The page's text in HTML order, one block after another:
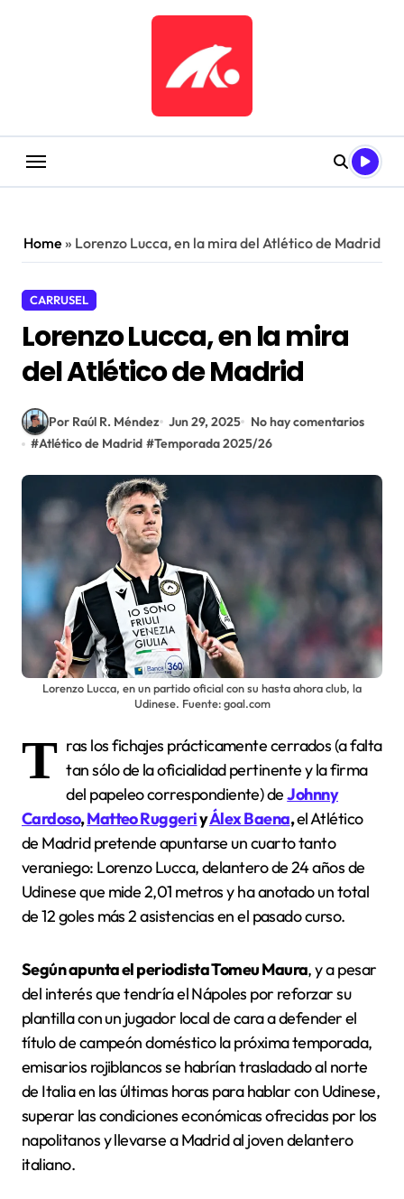
Home » Lorenzo Lucca, en la mira del Atlético de Madrid
CARRUSEL
Lorenzo Lucca, en la mira
del Atlético de Madrid
Por Raúl R. Méndez Jun 29, 2025
No hay comentarios
#Atlético de Madrid #Temporada 2025/26
Lorenzo Lucca, en un partido oficial con su hasta ahora club, la
Udinese. Fuente: goal.com
T ras los fichajes prácticamente cerrados (a falta
tan sólo de la oficialidad pertinente y la firma
del papeleo correspondiente) deJohnny
Cardoso,Matteo RuggeriyÁlex Baena,el Atlético
de Madrid pretende apuntarse un cuarto tanto
veraniego: Lorenzo Lucca, delantero de 24 años de
Udinese que mide 2,01 metros y ha anotado un total
de 12 goles más 2 asistencias en el pasado curso.
Según apunta el periodista Tomeu Maura, y a pesar
del interés que tendría el Nápoles por reforzar su
plantilla con un jugador local de cara a defender el
título de campeón doméstico la próxima temporada,
emisarios rojiblancos se habrían trasladado al norte
de Italia en las últimas horas para hablar con Udinese,
superar las condiciones económicas ofrecidas por los
napolitanos y llevarse a Madrid al joven delantero
italiano.